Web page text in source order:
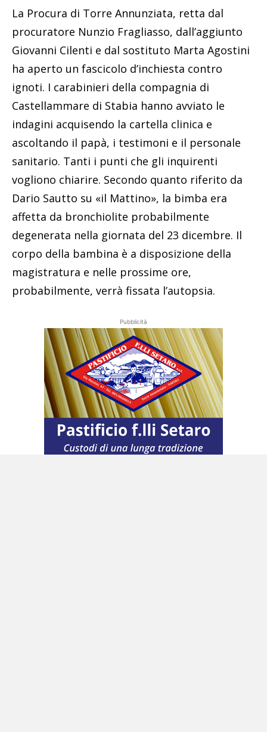
La Procura di Torre Annunziata, retta dal
procuratore Nunzio Fragliasso, dall’aggiunto
Giovanni Cilenti e dal sostituto Marta Agostini
ha aperto un fascicolo d’inchiesta contro
ignoti. I carabinieri della compagnia di
Castellammare di Stabia hanno avviato le
indagini acquisendo la cartella clinica e
ascoltando il papà, i testimoni e il personale
sanitario. Tanti i punti che gli inquirenti
vogliono chiarire. Secondo quanto riferito da
Dario Sautto su «il Mattino», la bimba era
affetta da bronchiolite probabilmente
degenerata nella giornata del 23 dicembre. Il
corpo della bambina è a disposizione della
magistratura e nelle prossime ore,
probabilmente, verrà fissata l’autopsia.
Pubblicità